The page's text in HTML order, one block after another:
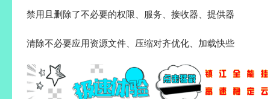
禁用且删除了不必要的权限、服务、接收器、提供器
清除不必要应用资源文件、压缩对齐优化、加载快些